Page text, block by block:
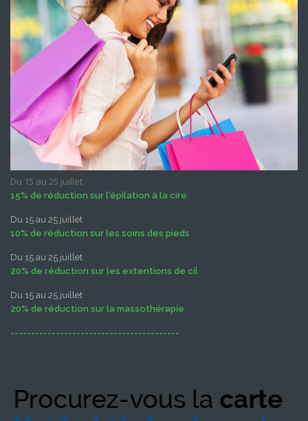
Du 15 au 25 juillet
15% de réduction sur l'épilation à la cire
Du 15 au 25 juillet
10% de réduction sur les soins des pieds
Du 15 au 25 juillet
20% de réduction sur les extentions de cil
Du 15 au 25 juillet
20% de réduction sur la massothérapie
-----------------------------------------